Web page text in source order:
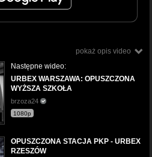
pokaż opis video
Następne wideo:
URBEX WARSZAWA: OPUSZCZONA
WYŻSZA SZKOŁA
brzoza24
1080p
OPUSZCZONA STACJA PKP - URBEX
RZESZÓW